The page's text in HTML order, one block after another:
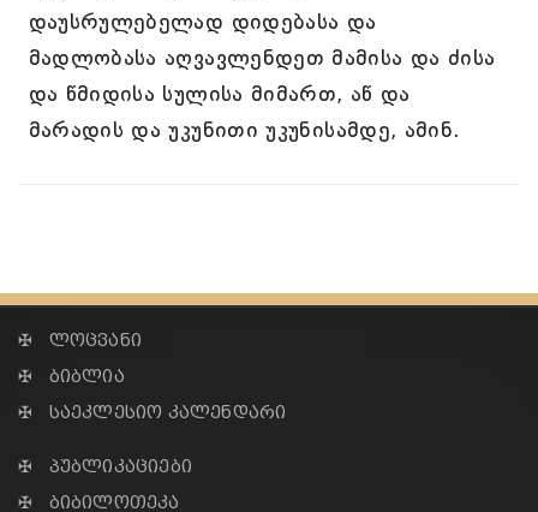
დაუსრულებელად დიდებასა და
მადლობასა აღვავლენდეთ მამისა და ძისა
და წმიდისა სულისა მიმართ, აწ და
მარადის და უკუნითი უკუნისამდე, ამინ.
✠ ლოცვანი
✠ ბიბლია
✠ საეკლესიო კალენდარი
✠ პუბლიკაციები
✠ ბიბილოთეკა